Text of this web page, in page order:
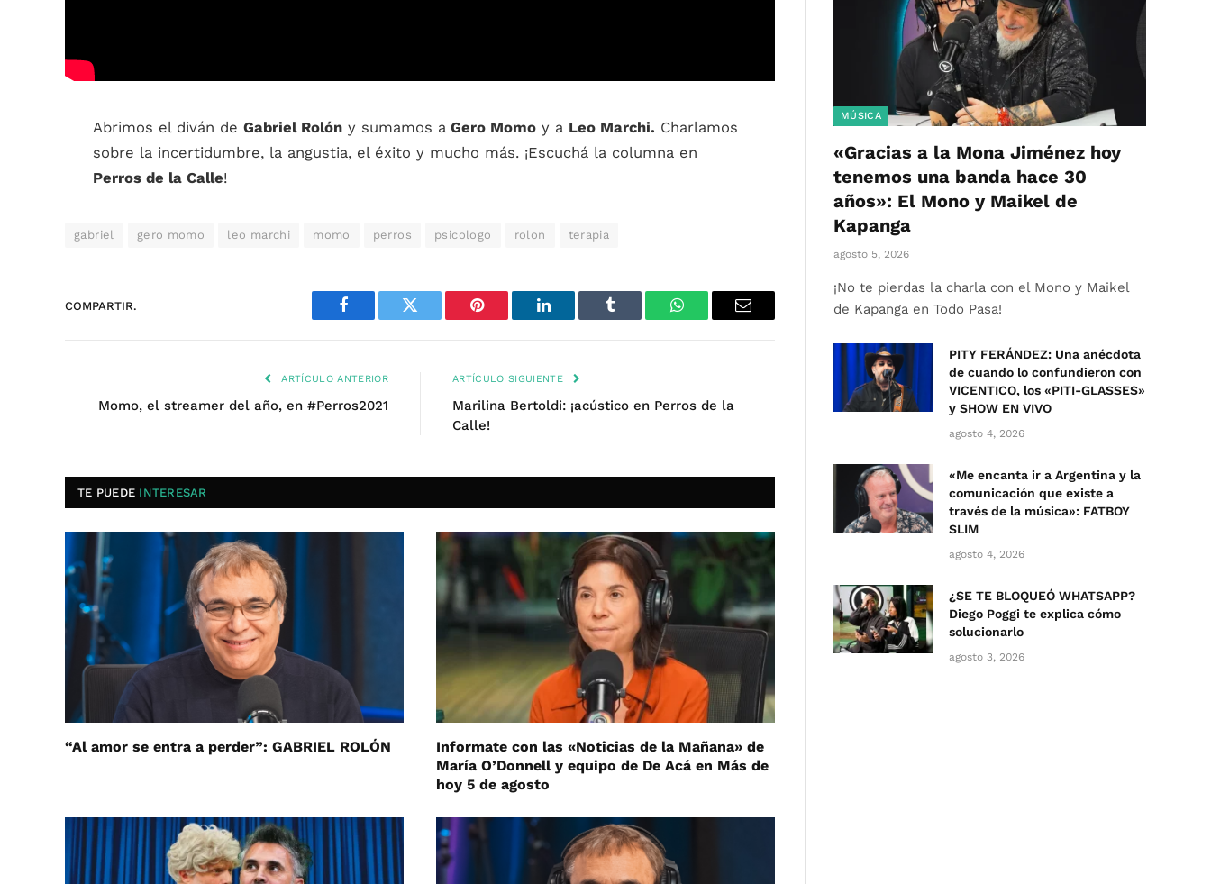
Abrimos el diván de Gabriel Rolón y sumamos a Gero Momo y a Leo Marchi. Charlamos
sobre la incertidumbre, la angustia, el éxito y mucho más. ¡Escuchá la columna en
Perros de la Calle!
gabriel gero momo leo marchi momo perros psicologo rolon terapia
COMPARTIR.
Facebook Twitter Pinterest LinkedIn Tumblr WhatsAppEmail
ARTÍCULO ANTERIOR
Momo, el streamer del año, en #Perros2021
ARTÍCULO SIGUIENTE
Marilina Bertoldi: ¡acústico en Perros de la
Calle!
TE PUEDE INTERESAR
“Al amor se entra a perder”: GABRIEL ROLÓN
Informate con las «Noticias de la Mañana» de
María O’Donnell y equipo de De Acá en Más de
hoy 5 de agosto
MÚSICA
«Gracias a la Mona Jiménez hoy
tenemos una banda hace 30
años»: El Mono y Maikel de
Kapanga
agosto 5, 2026
¡No te pierdas la charla con el Mono y Maikel
de Kapanga en Todo Pasa!
PITY FERÁNDEZ: Una anécdota
de cuando lo confundieron con
VICENTICO, los «PITI-GLASSES»
y SHOW EN VIVO
agosto 4, 2026
«Me encanta ir a Argentina y la
comunicación que existe a
través de la música»: FATBOY
SLIM
agosto 4, 2026
¿SE TE BLOQUEÓ WHATSAPP?
Diego Poggi te explica cómo
solucionarlo
agosto 3, 2026